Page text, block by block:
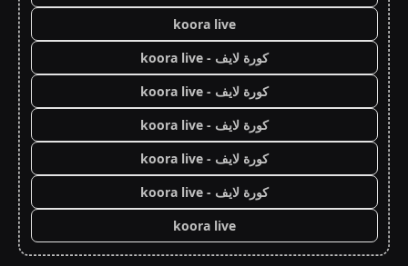
koora live
كورة لايف - koora live
كورة لايف - koora live
كورة لايف - koora live
كورة لايف - koora live
كورة لايف - koora live
koora live